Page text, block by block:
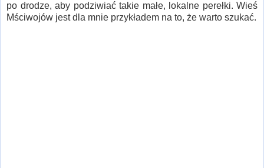
po drodze, aby podziwiać takie małe, lokalne perełki. Wieś
Mściwojów jest dla mnie przykładem na to, że warto szukać.